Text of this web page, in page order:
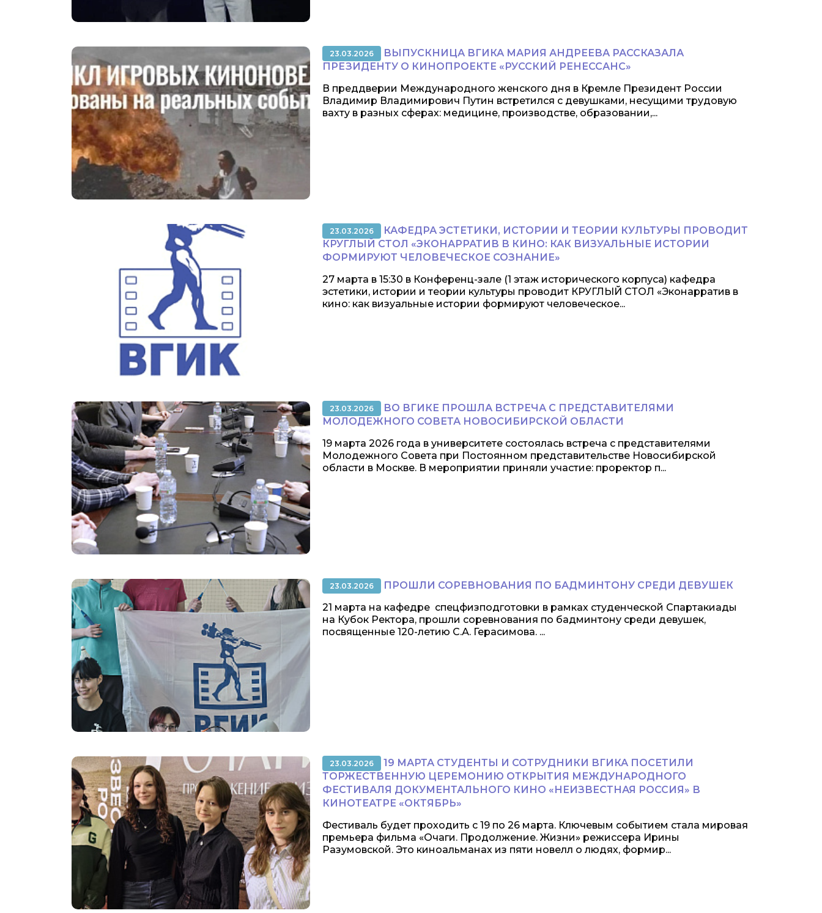
23.03.2026
ВЫПУСКНИЦА ВГИКА МАРИЯ АНДРЕЕВА РАССКАЗАЛА
ПРЕЗИДЕНТУ О КИНОПРОЕКТЕ «РУССКИЙ РЕНЕССАНС»
В преддверии Международного женского дня в Кремле Президент России
Владимир Владимирович Путин встретился с девушками, несущими трудовую
вахту в разных сферах: медицине, производстве, образовании,...
23.03.2026
КАФЕДРА ЭСТЕТИКИ, ИСТОРИИ И ТЕОРИИ КУЛЬТУРЫ ПРОВОДИТ
КРУГЛЫЙ СТОЛ «ЭКОНАРРАТИВ В КИНО: КАК ВИЗУАЛЬНЫЕ ИСТОРИИ
ФОРМИРУЮТ ЧЕЛОВЕЧЕСКОЕ СОЗНАНИЕ»
27 марта в 15:30 в Конференц-зале (1 этаж исторического корпуса) кафедра
эстетики, истории и теории культуры проводит КРУГЛЫЙ СТОЛ «Эконарратив в
кино: как визуальные истории формируют человеческое...
23.03.2026
ВО ВГИКЕ ПРОШЛА ВСТРЕЧА С ПРЕДСТАВИТЕЛЯМИ
МОЛОДЕЖНОГО СОВЕТА НОВОСИБИРСКОЙ ОБЛАСТИ
19 марта 2026 года в университете состоялась встреча с представителями
Молодежного Совета при Постоянном представительстве Новосибирской
области в Москве. В мероприятии приняли участие: проректор п...
23.03.2026
ПРОШЛИ СОРЕВНОВАНИЯ ПО БАДМИНТОНУ СРЕДИ ДЕВУШЕК
21 марта на кафедре спецфизподготовки в рамках студенческой Спартакиады
на Кубок Ректора, прошли соревнования по бадминтону среди девушек,
посвященные 120-летию С.А. Герасимова. ...
23.03.2026
19 МАРТА СТУДЕНТЫ И СОТРУДНИКИ ВГИКА ПОСЕТИЛИ
ТОРЖЕСТВЕННУЮ ЦЕРЕМОНИЮ ОТКРЫТИЯ МЕЖДУНАРОДНОГО
ФЕСТИВАЛЯ ДОКУМЕНТАЛЬНОГО КИНО «НЕИЗВЕСТНАЯ РОССИЯ» В
КИНОТЕАТРЕ «ОКТЯБРЬ»
Фестиваль будет проходить с 19 по 26 марта. Ключевым событием стала мировая
премьера фильма «Очаги. Продолжение. Жизни» режиссера Ирины
Разумовской. Это киноальманах из пяти новелл о людях, формир...